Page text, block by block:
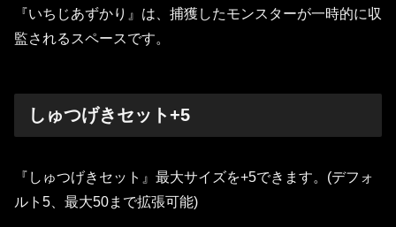
『いちじあずかり』は、捕獲したモンスターが一時的に収
監されるスペースです。
しゅつげきセット+5
『しゅつげきセット』最大サイズを+5できます。(デフォ
ルト5、最大50まで拡張可能)